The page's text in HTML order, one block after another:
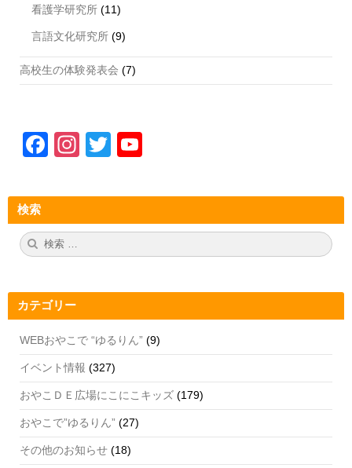
看護学研究所 (11)
言語文化研究所 (9)
高校生の体験発表会 (7)
F
c
e
b
o
k
In
a
gr
T
tt
er
u
T
e
C
h
n
el
検索
検
索:
カテゴリー
WEBおやこで “ゆるりん” (9)
イベント情報 (327)
おやこＤＥ広場にこにこキッズ (179)
おやこで”ゆるりん” (27)
その他のお知らせ (18)